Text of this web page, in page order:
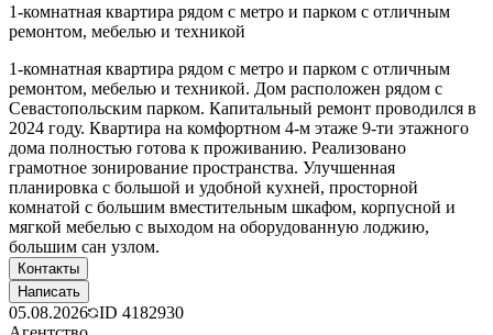
1-комнатная квартира рядом с метро и парком с отличным
ремонтом, мебелью и техникой
1-комнатная квартира рядом с метро и парком с отличным
ремонтом, мебелью и техникой. Дом расположен рядом с
Севастопольским парком. Капитальный ремонт проводился в
2024 году. Квартира на комфортном 4-м этаже 9-ти этажного
дома полностью готова к проживанию. Реализовано
грамотное зонирование пространства. Улучшенная
планировка с большой и удобной кухней, просторной
комнатой с большим вместительным шкафом, корпусной и
мягкой мебелью с выходом на оборудованную лоджию,
большим сан узлом.
Контакты
Написать
05.08.2026 ID 4182930